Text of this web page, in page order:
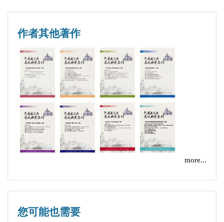
大學博士生趙雅靈的〈《語絲〉與「趣味革命」〉，
她將「趣味」放在後五四民國危機和革命再起的背景
下思考，認為周氏兄弟和《語絲》宣導「趣味」的真
正目的是「重啟思想革命」以介入民國現實。以上4
篇論文，無論是宏觀探究和具象分析，都從某些層面
論述了魯迅文學的現實實踐性。
一般論文共3篇，都兼具了學術性與可讀性。李
怡教授的〈「中國」的建構與「民國」的批判——論
魯迅的文學關鍵詞〉，是民國文學研究觀念上的一次
中筆下的「中國」與「民國」。文中指出，魯迅雖然
頻率很高地使用這兩個名詞，但卻有不同的意涵：
文學院教授、博士生導師、重慶中國抗戰大後方研究
中心教授。擔任中國魯迅研究會理事、中國郭沫若研
究會理事。主要從事抗戰文學、革命文學研究、魯迅
研究。出版有《從階級話語到民族話語》、《民國語
境與左翼文學民族話語考釋》、《民國歷史語境與革
命文學重新闡釋》等多部學術專著。
朱安培／《汪精衛南社詩話》中的廣州蒙難與人物評
【專題論文：魯迅文學的實踐性】
邱煥星／主持人語
邱煥星／「文學政治的世紀」：關於「魯迅文學」命
題的建構
楊 姿／《阿金》：「上海性」與現代都市革命困境
鍾 誠／重新找回「政治」─當代「政治魯迅」研究
的知識背景、路徑及面臨的挑戰
李 怡／「中國」的建構與「民國」的批判─論魯迅
作者其他著作
more...
您可能也需要